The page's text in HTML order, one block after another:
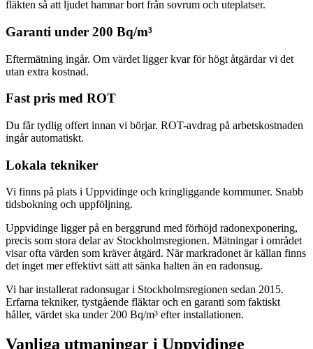
fläkten så att ljudet hamnar bort från sovrum och uteplatser.
Garanti under 200 Bq/m³
Eftermätning ingår. Om värdet ligger kvar för högt åtgärdar vi det
utan extra kostnad.
Fast pris med ROT
Du får tydlig offert innan vi börjar. ROT-avdrag på arbetskostnaden
ingår automatiskt.
Lokala tekniker
Vi finns på plats i Uppvidinge och kringliggande kommuner. Snabb
tidsbokning och uppföljning.
Uppvidinge ligger på en berggrund med förhöjd radonexponering,
precis som stora delar av Stockholmsregionen. Mätningar i området
visar ofta värden som kräver åtgärd. När markradonet är källan finns
det inget mer effektivt sätt att sänka halten än en radonsug.
Vi har installerat radonsugar i Stockholmsregionen sedan 2015.
Erfarna tekniker, tystgående fläktar och en garanti som faktiskt
håller, värdet ska under 200 Bq/m³ efter installationen.
Vanliga utmaningar i Uppvidinge